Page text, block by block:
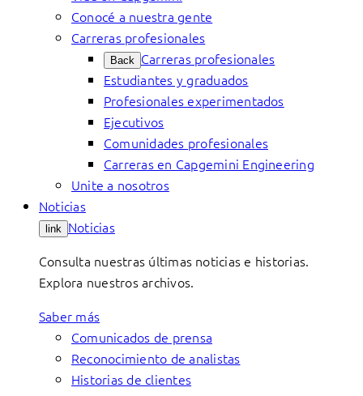
Conocé a nuestra gente
Carreras profesionales
Back Carreras profesionales
Estudiantes y graduados
Profesionales experimentados
Ejecutivos
Comunidades profesionales
Carreras en Capgemini Engineering
Unite a nosotros
Noticias
link Noticias
Consulta nuestras últimas noticias e historias.
Explora nuestros archivos.
Saber más
Comunicados de prensa
Reconocimiento de analistas
Historias de clientes